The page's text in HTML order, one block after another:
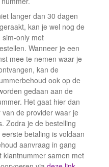
langer dan 30 dagen
kan je wel nog de
only met
Wanneer je een
mee te nemen waar je
kan de
ook op de
gedaan aan de
Het gaat hier dan
de provider waar je
Zodra je de bestelling
betaling is voldaan
aanvraag in gang
klantnummer samen met